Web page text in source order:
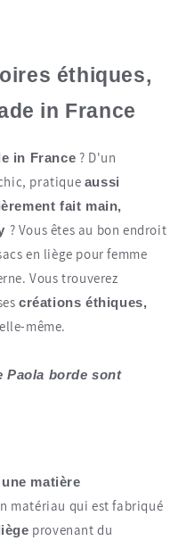
éthiques,
in France
in France ? D'un
pratique aussi
fait main,
? Vous êtes au bon endroit
en liège pour femme
Vous trouverez
créations éthiques,
même.
Paola borde sont
une matière
matériau qui est fabriqué
provenant du